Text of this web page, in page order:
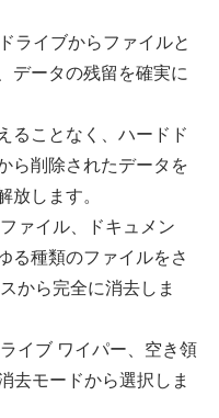
ライブからファイルと
データの残留を確実に
ることなく、ハードド
ら削除されたデータを
します。
ァイル、ドキュメン
る種類のファイルをさ
から完全に消去しま
イブ ワイパー、空き領
去モードから選択しま